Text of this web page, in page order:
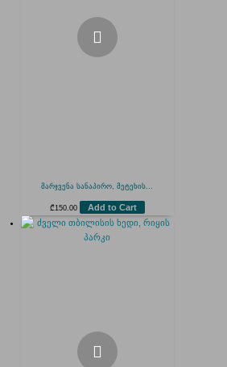
მარჯვენა სანაპირო, მეტეხის...
₾ 150.00 Add to Cart